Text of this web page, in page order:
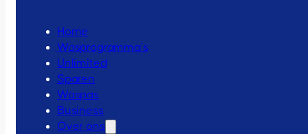
Home
Wasprogramma’s
Unlimited
Sparen
Waspas
Business
Over ons